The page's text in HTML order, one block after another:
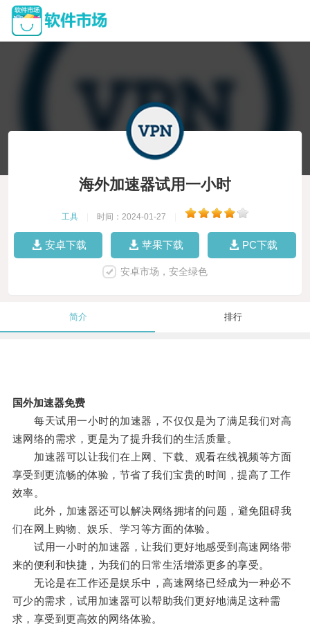
海外加速器试用一小时
工具 时间：2024-01-27
安卓下载 苹果下载 PC下载
安卓市场，安全绿色
简介 排行
国外加速器免费
每天试用一小时的加速器，不仅仅是为了满足我们对高
速网络的需求，更是为了提升我们的生活质量。
加速器可以让我们在上网、下载、观看在线视频等方面
享受到更流畅的体验，节省了我们宝贵的时间，提高了工作
效率。
此外，加速器还可以解决网络拥堵的问题，避免阻碍我
们在网上购物、娱乐、学习等方面的体验。
试用一小时的加速器，让我们更好地感受到高速网络带
来的便利和快捷，为我们的日常生活增添更多的享受。
无论是在工作还是娱乐中，高速网络已经成为一种必不
可少的需求，试用加速器可以帮助我们更好地满足这种需
求，享受到更高效的网络体验。